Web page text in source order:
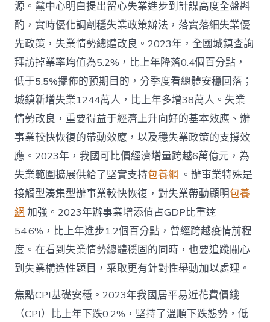
源。黨中心明白提出留心失業進步到計謀高度全盤斟
酌，實時優化調劑穩失業政策辦法，落實落細失業優
先政策，失業情勢總體改良。2023年，全國城鎮查詢
拜訪掉業率均值為5.2%，比上年降落0.4個百分點，
低于5.5%擺佈的預期目的，分季度看總體安穩回落；
城鎮新增失業1244萬人，比上年多增38萬人。失業
情勢改良，重要得益于經濟上升向好的基本效應、辦
事業較快恢復的帶動效應，以及穩失業政策的支撐效
應。2023年，我國可比價經濟增量跨越6萬億元，為
失業範圍擴展供給了堅實支持包養網 。辦事業特殊是
接觸型湊集型辦事業較快恢復，對失業帶動顯明包養
網 加強。2023年辦事業增添值占GDP比重達
54.6%，比上年進步1.2個百分點，曾經跨越疫情前程
度。在看到失業情勢總體穩固的同時，也要追蹤關心
到失業構造性題目，采取更有針對性舉動加以處理。
焦點CPI基礎安穩。2023年我國居平易近花費價錢
（CPI）比上年下跌0.2%，堅持了溫順下跌態勢，低